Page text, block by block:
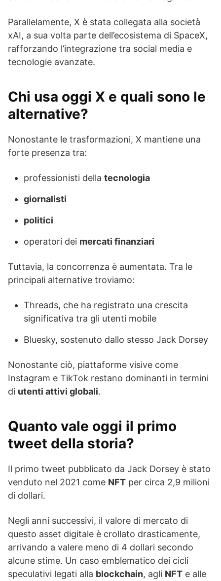
Parallelamente, X è stata collegata alla società
xAI, a sua volta parte dell’ecosistema di SpaceX,
rafforzando l’integrazione tra social media e
tecnologie avanzate.
Chi usa oggi X e quali sono le
alternative?
Nonostante le trasformazioni, X mantiene una
forte presenza tra:
professionisti della tecnologia
giornalisti
politici
operatori dei mercati finanziari
Tuttavia, la concorrenza è aumentata. Tra le
principali alternative troviamo:
Threads, che ha registrato una crescita
significativa tra gli utenti mobile
Bluesky, sostenuto dallo stesso Jack Dorsey
Nonostante ciò, piattaforme visive come
Instagram e TikTok restano dominanti in termini
di utenti attivi globali.
Quanto vale oggi il primo
tweet della storia?
Il primo tweet pubblicato da Jack Dorsey è stato
venduto nel 2021 come NFT per circa 2,9 milioni
di dollari.
Negli anni successivi, il valore di mercato di
questo asset digitale è crollato drasticamente,
arrivando a valere meno di 4 dollari secondo
alcune stime. Un caso emblematico dei cicli
speculativi legati alla blockchain, agli NFT e alle